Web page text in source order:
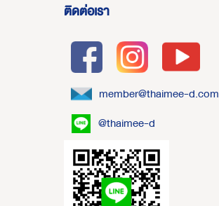
ติดต่อเรา
member@thaimee-d.com
@thaimee-d